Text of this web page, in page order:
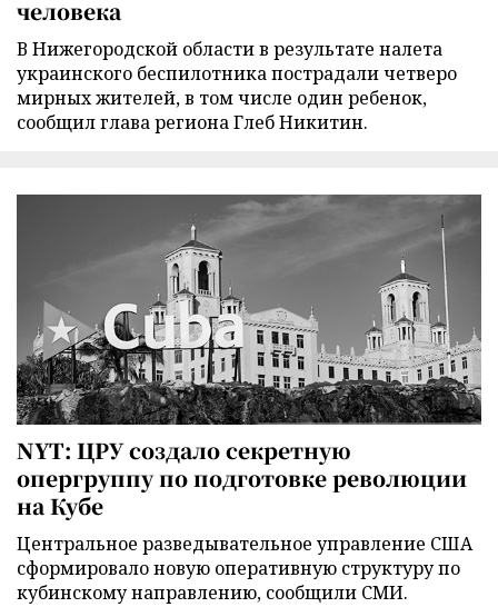
человека
В Нижегородской области в результате налета
украинского беспилотника пострадали четверо
мирных жителей, в том числе один ребенок,
сообщил глава региона Глеб Никитин.
NYT: ЦРУ создало секретную
опергруппу по подготовке революции
на Кубе
Центральное разведывательное управление США
сформировало новую оперативную структуру по
кубинскому направлению, сообщили СМИ.